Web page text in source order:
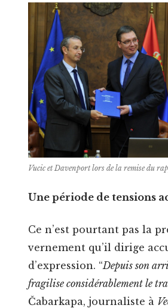
Vucic et Dav­en­port lors de la remise du
Une péri­ode de ten­sions
Ce n’est pour­tant pas la
verne­ment qu’il dirige
d’expression. “Depuis son
frag­ilise con­sid­érable­ment le
Čabarka­pa, jour­nal­iste à